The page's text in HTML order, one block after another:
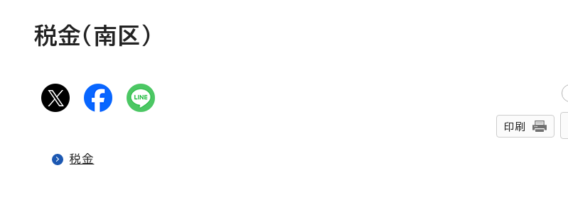
税金（南区）
印刷
税金